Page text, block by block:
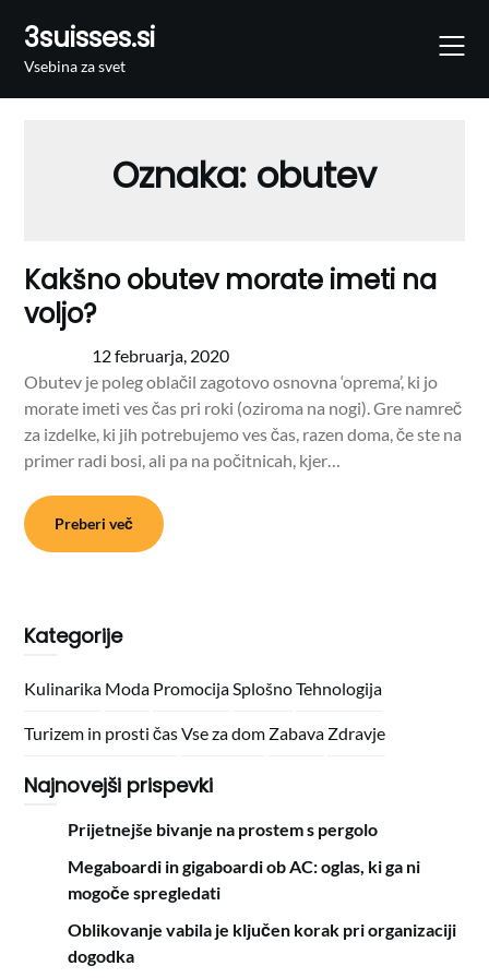
content
3suisses.si
Vsebina za svet
Oznaka: obutev
Kakšno obutev morate imeti na
voljo?
12 februarja, 2020
Obutev je poleg oblačil zagotovo osnovna ‘oprema’, ki jo
morate imeti ves čas pri roki (oziroma na nogi). Gre namreč
za izdelke, ki jih potrebujemo ves čas, razen doma, če ste na
primer radi bosi, ali pa na počitnicah, kjer…
Preberi več
Kategorije
Kulinarika Moda PromocijaSplošnoTehnologija
Turizem in prosti časVse za dom Zabava Zdravje
Najnovejši prispevki
Prijetnejše bivanje na prostem s pergolo
Megaboardi in gigaboardi ob AC: oglas, ki ga ni
mogoče spregledati
Oblikovanje vabila je ključen korak pri organizaciji
dogodka